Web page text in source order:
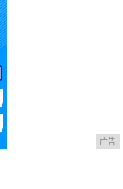
广告